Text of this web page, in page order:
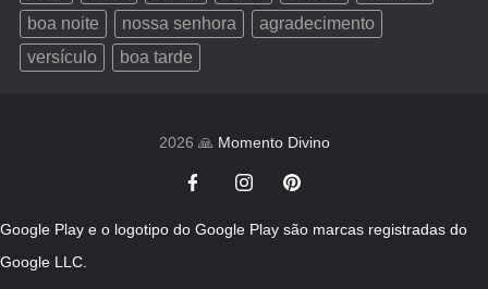
boa noite
nossa senhora
agradecimento
versículo
boa tarde
2026 🙏 Momento Divino
Google Play e o logotipo do Google Play são marcas registradas do
Google LLC.